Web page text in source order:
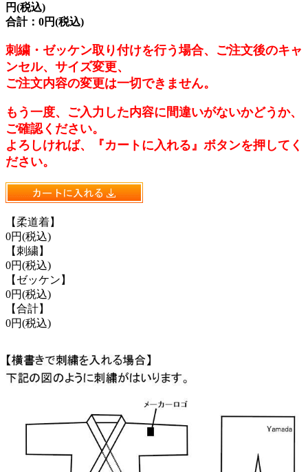
円(税込)
合計：0円(税込)
刺繍・ゼッケン取り付けを行う場合、ご注文後のキャ
ンセル、サイズ変更、
ご注文内容の変更は一切できません。
もう一度、ご入力した内容に間違いがないかどうか、
ご確認ください。
よろしければ、『カートに入れる』ボタンを押してく
ださい。
【柔道着】
0円(税込)
【刺繍】
0円(税込)
【ゼッケン】
0円(税込)
【合計】
0円(税込)